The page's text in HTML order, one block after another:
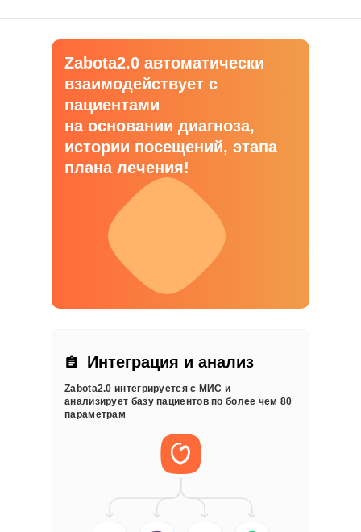
Zabota2.0 автоматически
взаимодействует с
пациентами
на основании диагноза,
истории посещений, этапа
плана лечения!
Интеграция и анализ
Zabota2.0 интегрируется с МИС и
анализирует базу пациентов по более чем 80
параметрам